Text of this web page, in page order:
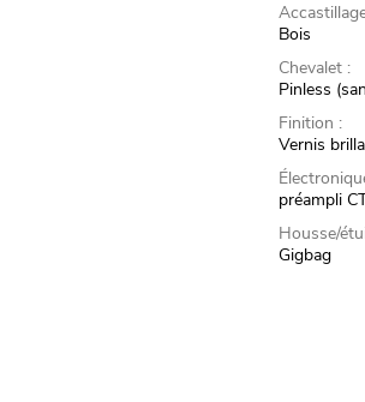
Bois
Chevalet :
Pinless
Finition :
Vernis
préampli
Housse/
Gigbag